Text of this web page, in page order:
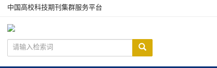
中国高校科技期刊集群服务平台